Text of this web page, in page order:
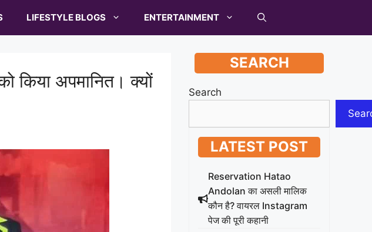
LIFESTYLE BLOGS ENTERTAINMENT
अपमानित। क्यों
SEARCH
Search
LATEST POST
Reservation Hatao
Andolan का असली मालिक
कौन है? वायरल Instagram
पेज की पूरी कहानी